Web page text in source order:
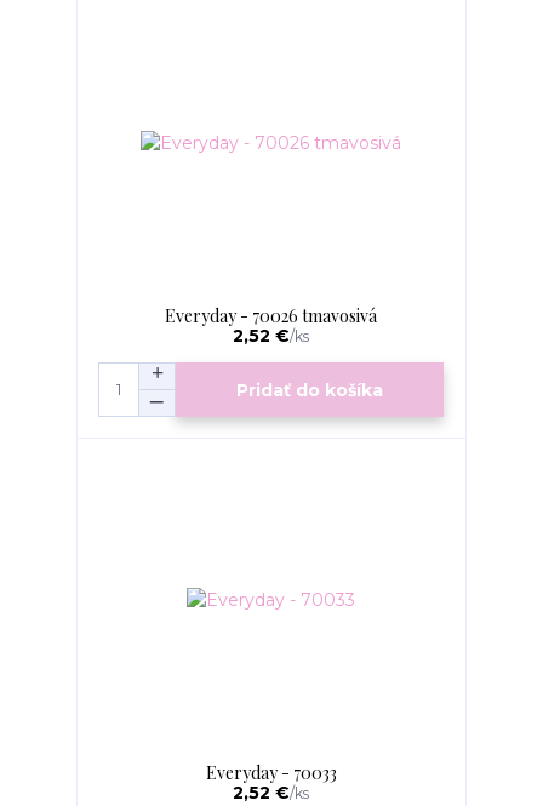
Everyday - 70026 tmavosivá
2,52 €/ks
Pridať do košíka
Everyday - 70033
2,52 €/ks